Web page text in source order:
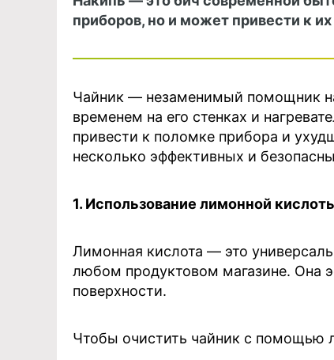
приборов, но и может привести к
Чайник — незаменимый помощник
временем на его стенках и
привести к поломке прибора и
несколько эффективных и
1. Использование лимонной
Лимонная кислота — это
любом продуктовом магазине. Она
поверхности.
Чтобы очистить чайник с помощью